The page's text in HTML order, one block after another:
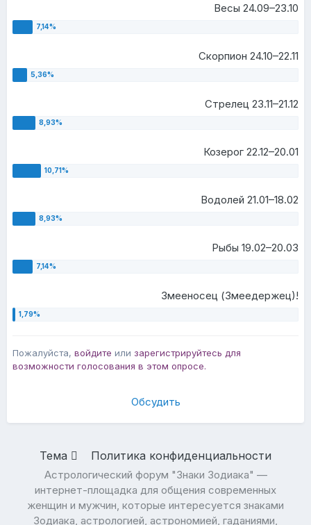
Весы 24.09–23.10
Скорпион 24.10–22.11
Стрелец 23.11–21.12
Козерог 22.12–20.01
Водолей 21.01–18.02
Рыбы 19.02–20.03
Змееносец (Змеедержец)!
Пожалуйста, войдите или зарегистрируйтесь для
возможности голосования в этом опросе.
Обсудить
Тема Политика конфиденциальности
Астрологический форум "Знаки Зодиака" —
интернет-площадка для общения современных
женщин и мужчин, которые интересуется знаками
Зодиака, астрологией, астрономией, гаданиями,